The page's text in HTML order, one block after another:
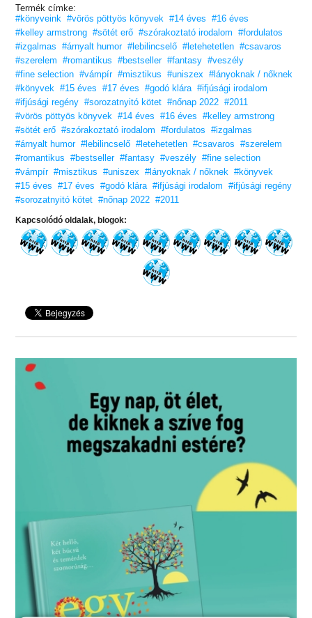
Termék címke:
#könyveink #vörös pöttyös könyvek #14 éves
#16 éves
#kelley armstrong #sötét erő #szórakoztató irodalom
#fordulatos
#izgalmas
#árnyalt humor #lebilincselő #letehetetlen #csavaros
#szerelem
#romantikus #bestseller #fantasy #veszély
#fine selection #vámpír #misztikus #uniszex #lányoknak / nőknek
#könyvek #15 éves #17 éves #godó klára #ifjúsági irodalom
#ifjúsági regény #sorozatnyitó kötet #nőnap 2022 #2011
#vörös pöttyös könyvek #14 éves #16 éves
#kelley armstrong
#sötét erő #szórakoztató irodalom #fordulatos
#izgalmas
#árnyalt humor #lebilincselő #letehetetlen #csavaros
#szerelem
#romantikus
#bestseller #fantasy #veszély #fine selection
#vámpír #misztikus #uniszex #lányoknak / nőknek #könyvek
#15 éves
#17 éves #godó klára #ifjúsági irodalom
#ifjúsági regény
#sorozatnyitó kötet #nőnap 2022 #2011
Kapcsolódó oldalak, blogok: